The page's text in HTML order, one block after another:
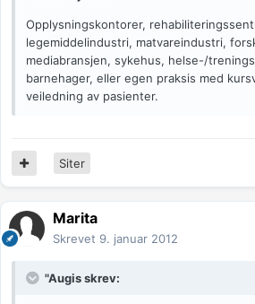
Opplysningskontorer,
legemiddelindustri, matvareindustri,
mediabransjen, sykehus, helse-/
barnehager, eller egen praksis med
veiledning av pasienter.
Siter
Marita
Skrevet 9. januar 2012
"Augis skrev: